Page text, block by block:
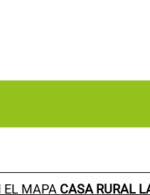
EL MAPA CASA RURAL